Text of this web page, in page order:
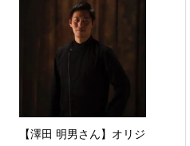
【澤田 明男さん】オリジ